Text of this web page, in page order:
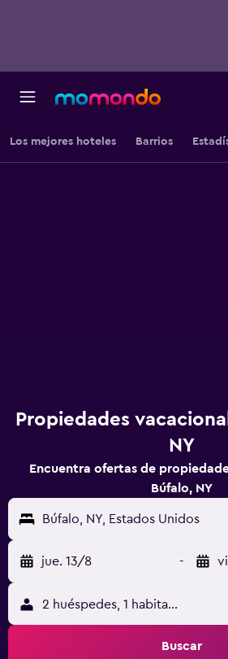
Los mejores hoteles Barrios
Propiedades
NY
Encuentra ofertas de
Búfalo, NY
Búfalo, NY, Estados Unidos
jue. 13/8 -
2 huéspedes, 1 habitación
Buscar